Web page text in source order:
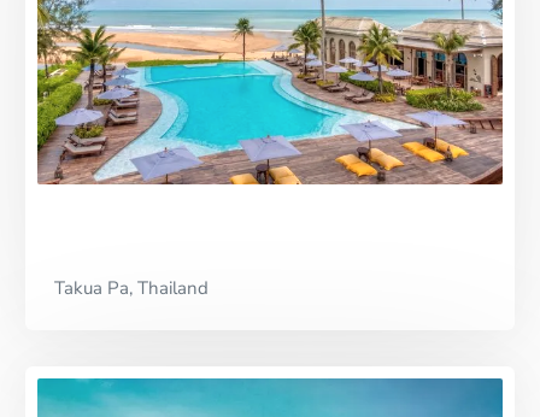
Takua Pa, Thailand